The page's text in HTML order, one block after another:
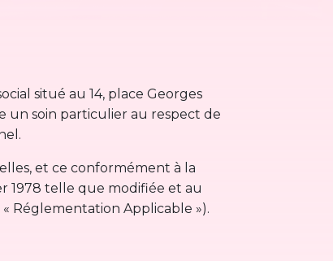
situé au 14, place Georges
un soin particulier au respect de
et ce conformément à la
1978 telle que modifiée et au
Réglementation Applicable »).